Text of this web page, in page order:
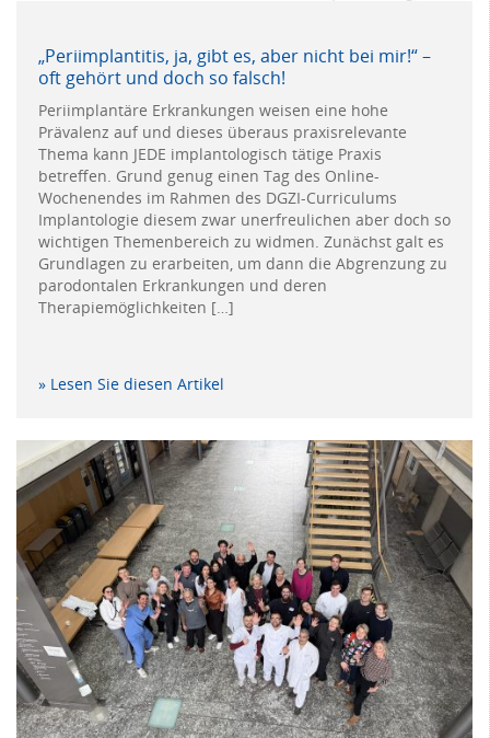
„Periimplantitis, ja, gibt es, aber nicht bei mir!“ –
oft gehört und doch so falsch!
Periimplantäre Erkrankungen weisen eine hohe
Prävalenz auf und dieses überaus praxisrelevante
Thema kann JEDE implantologisch tätige Praxis
betreffen. Grund genug einen Tag des Online-
Wochenendes im Rahmen des DGZI-Curriculums
Implantologie diesem zwar unerfreulichen aber doch so
wichtigen Themenbereich zu widmen. Zunächst galt es
Grundlagen zu erarbeiten, um dann die Abgrenzung zu
parodontalen Erkrankungen und deren
Therapiemöglichkeiten […]
» Lesen Sie diesen Artikel